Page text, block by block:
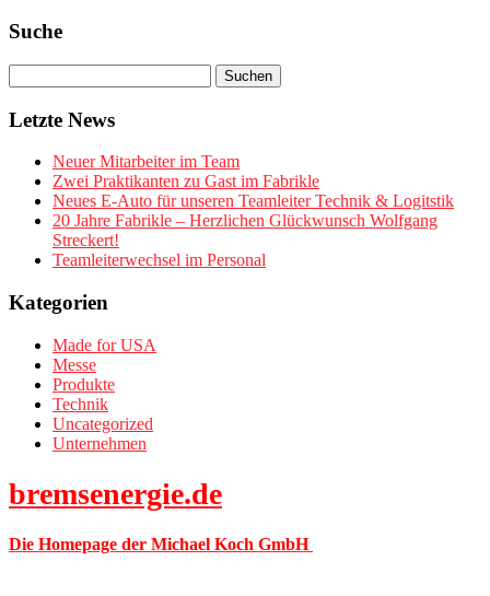
Suche
Letzte News
Neuer Mitarbeiter im Team
Zwei Praktikanten zu Gast im Fabrikle
Neues E-Auto für unseren Teamleiter Technik & Logitstik
20 Jahre Fabrikle – Herzlichen Glückwunsch Wolfgang
Streckert!
Teamleiterwechsel im Personal
Kategorien
Made for USA
Messe
Produkte
Technik
Uncategorized
Unternehmen
bremsenergie.de
Die Homepage der Michael Koch GmbH